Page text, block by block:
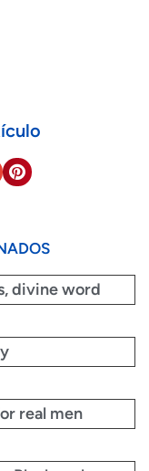
divine word
real men